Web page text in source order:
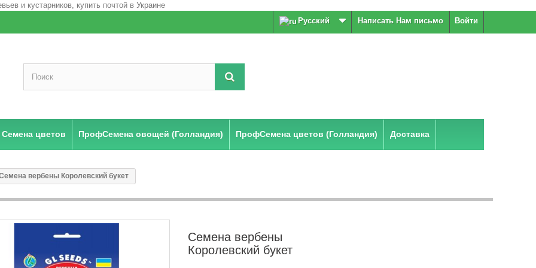
Войти
Написать Нам письмо
Русский
Семена цветов ПрофСемена овощей (Голландия) ПрофСемена цветов (Голландия) Доставка
вербены Королевский букет
Семена вербены
Королевский букет